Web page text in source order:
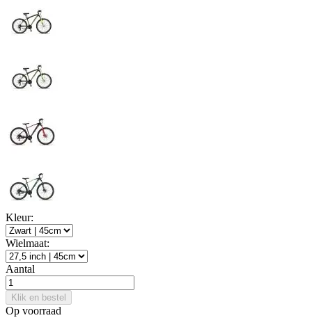
Kleur:
Wielmaat:
Aantal
Klik en bestel
Op voorraad